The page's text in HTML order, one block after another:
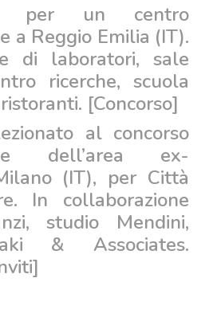
per un centro
a Reggio Emilia (IT).
di laboratori, sale
ricerche, scuola
[Concorso]
al concorso
dell’area ex-
(IT), per Città
In collaborazione
studio Mendini,
& Associates.